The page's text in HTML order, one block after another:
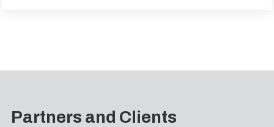
Partners and Clients